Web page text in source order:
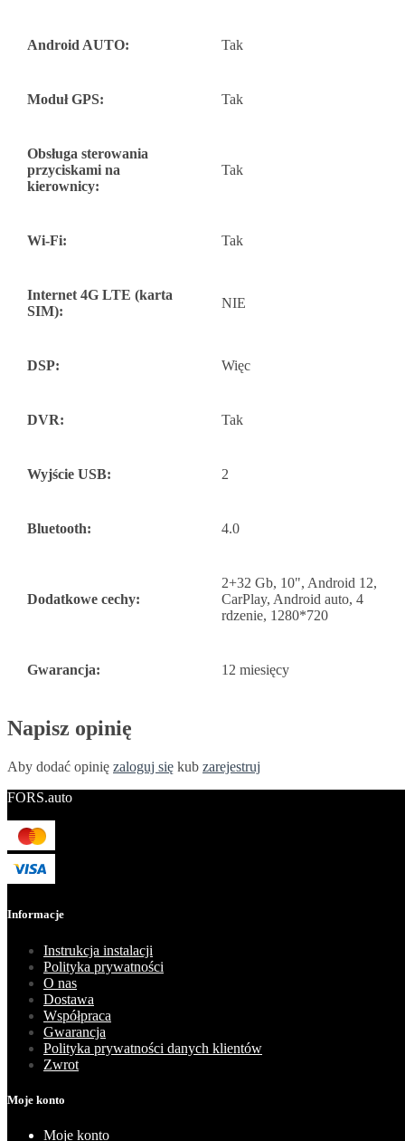
Android AUTO: Tak
Moduł GPS: Tak
Obsługa sterowania
przyciskami na
kierownicy:
Tak
Wi-Fi: Tak
Internet 4G LTE (karta
SIM):
NIE
DSP: Więc
DVR: Tak
Wyjście USB: 2
Bluetooth: 4.0
Dodatkowe cechy:
2+32 Gb, 10", Android 12,
CarPlay, Android auto, 4
rdzenie, 1280*720
Gwarancja: 12 miesięcy
Napisz opinię
Aby dodać opinię zaloguj się kub zarejestruj
FORS.auto
Informacje
Instrukcja instalacji
Polityka prywatności
O nas
Dostawa
Współpraca
Gwarancja
Polityka prywatności danych klientów
Zwrot
Moje konto
Moje konto